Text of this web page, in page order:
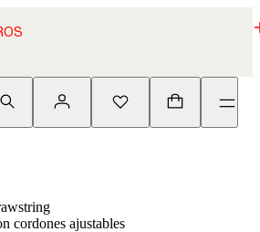
cordones ajustables